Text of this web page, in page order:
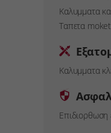
Καλυμματα
Ταπετα
Καλυμματα
Επιδιορθωση